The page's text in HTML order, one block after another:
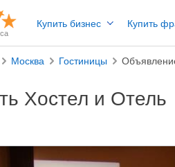
Купить бизнес Купить
Москва Гостиницы
Хостел и Отель